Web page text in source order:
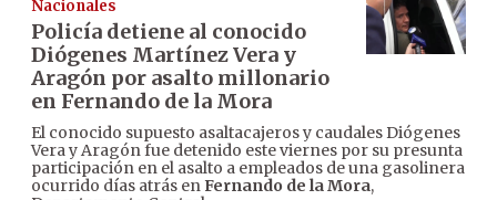
Nacionales
Policía detiene al conocido
Diógenes Martínez Vera y
Aragón por asalto millonario
en Fernando de la Mora
El conocido supuesto asaltacajeros y caudales Diógenes
Vera y Aragón fue detenido este viernes por su presunta
participación en el asalto a empleados de una gasolinera
ocurrido días atrás enFernando de la Mora,